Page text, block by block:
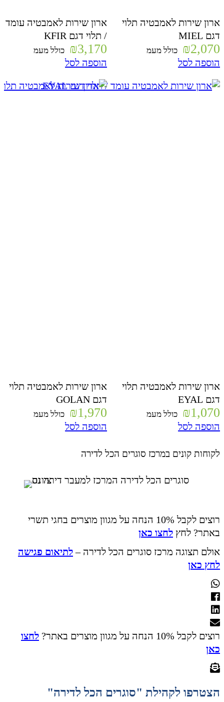
ארון שירות לאמבטיה תלוי
דגם MIEL
₪2,070 כולל מעמ
הוספה לסל
ארון שירות לאמבטיה עומד
/ תלוי דגם KFIR
₪3,170 כולל מעמ
הוספה לסל
ארון שירות לאמבטיה תלוי
דגם EYAL
₪1,070 כולל מעמ
הוספה לסל
ארון שירות לאמבטיה תלוי
דגם GOLAN
₪1,970 כולל מעמ
הוספה לסל
לקוחות קונים במרכז סוגרים הכל לדירה
רוצים לקבל 10% הנחה על מגוון מוצרים בחגי תשרי
באתר? לחץלחצו כאן
אולם תצוגה מרכז סוגרים הכל לדירה –לתיאום פגישה
לחץ כאן
רוצים לקבל 10% הנחה על מגוון מוצרים באתר?
לחצו
כאן
הצטרפו לקהילת "סוגרים הכל לדירה"